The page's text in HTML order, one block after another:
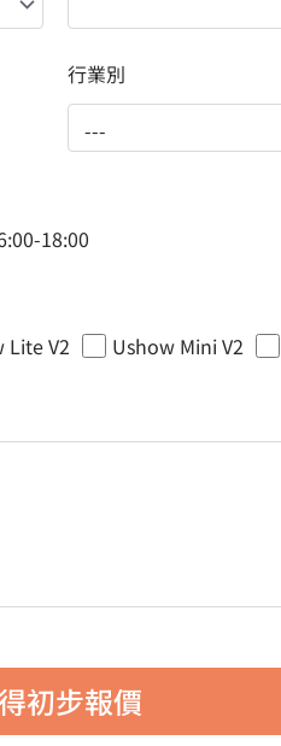
行業別
18:00
Lite V2 Ushow Mini V2
初步報價